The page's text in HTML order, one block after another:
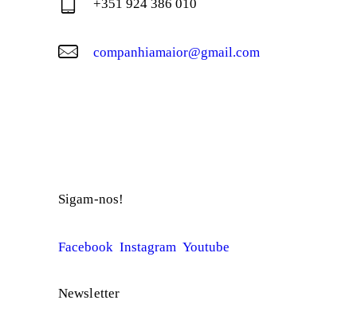
+351 924 386 010
companhiamaior@gmail.com
Sigam-nos!
Facebook Instagram Youtube
Newsletter